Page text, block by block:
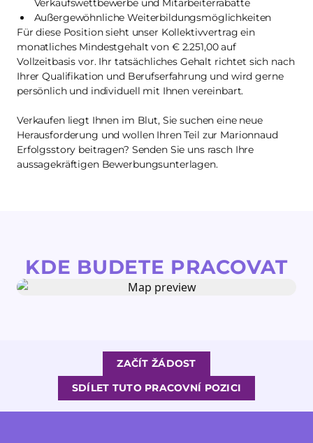
Verkaufswettbewerbe und Mitarbeiterrabatte
Außergewöhnliche Weiterbildungsmöglichkeiten
Für diese Position sieht unser Kollektivvertrag ein
monatliches Mindestgehalt von € 2.251,00 auf
Vollzeitbasis vor. Ihr tatsächliches Gehalt richtet sich nach
Ihrer Qualifikation und Berufserfahrung und wird gerne
persönlich und individuell mit Ihnen vereinbart.
Verkaufen liegt Ihnen im Blut, Sie suchen eine neue
Herausforderung und wollen Ihren Teil zur Marionnaud
Erfolgsstory beitragen? Senden Sie uns rasch Ihre
aussagekräftigen Bewerbungsunterlagen.
KDE BUDETE PRACOVAT
ZAČÍT ŽÁDOST
SDÍLET TUTO PRACOVNÍ POZICI